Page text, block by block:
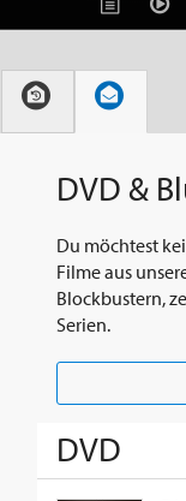
DVD &
Du möchtest
Filme aus
Blockbustern,
Serien.
DVD